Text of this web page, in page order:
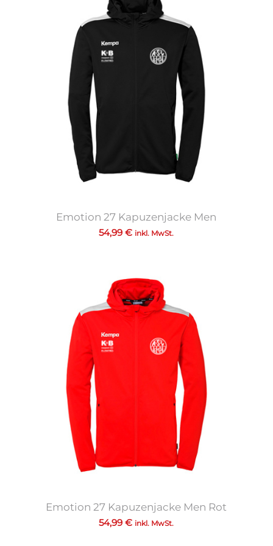
Emotion 27 Kapuzenjacke Men
54,99€ inkl. MwSt.
Emotion 27 Kapuzenjacke Men Rot
54,99€ inkl. MwSt.